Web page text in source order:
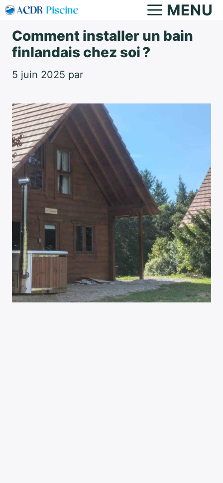
Aller
contenu
MENU
Comment installer un bain
finlandais chez soi ?
5 juin 2025 par